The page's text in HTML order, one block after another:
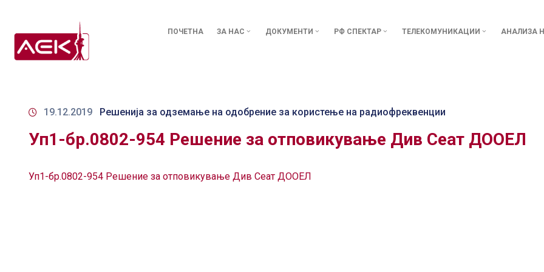
ПОЧЕТНА ЗА НАС ДОКУМЕНТИ РФ СПЕКТАР ТЕЛЕКОМУНИКАЦИИ АНАЛИЗА
19.12.2019 Решенија за одземање на одобрение за користење на радиофреквенции
Уп1-бр.0802-954 Решение за отповикување Див Сеат ДООЕЛ
Уп1-бр.0802-954 Решение за отповикување Див Сеат ДООЕЛ